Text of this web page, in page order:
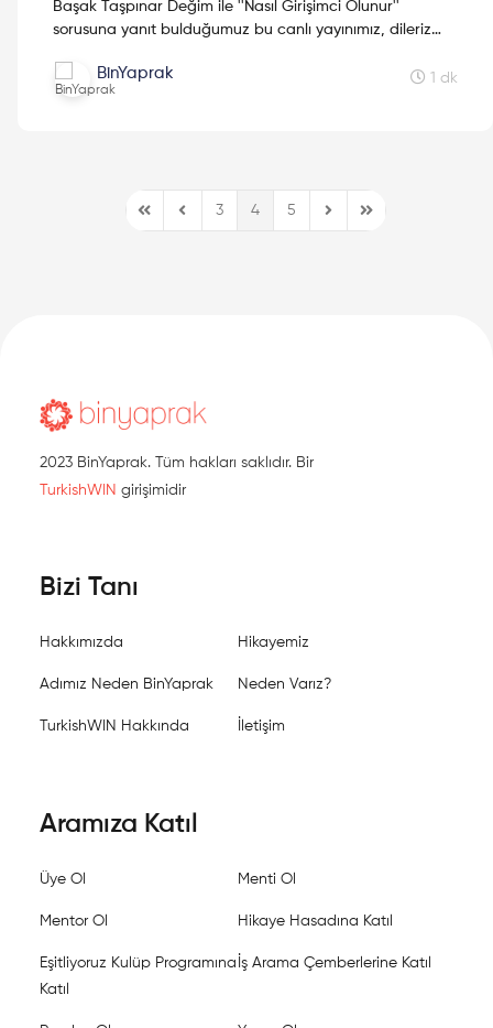
Başak Taşpınar Değim ile ''Nasıl Girişimci Olunur''
sorusuna yanıt bulduğumuz bu canlı yayınımız, dileriz
BinYaprak 1 dk
First PagePrevious Page
3 4 5
Next PageLast Page
2023 BinYaprak. Tüm hakları saklıdır. Bir
TurkishWIN girişimidir
Bizi Tanı
Hakkımızda Hikayemiz
Adımız Neden BinYaprak Neden Varız?
TurkishWIN Hakkında İletişim
Aramıza Katıl
Üye Ol Menti Ol
Mentor Ol Hikaye Hasadına Katıl
Eşitliyoruz Kulüp Programına
Katıl
İş Arama Çemberlerine Katıl